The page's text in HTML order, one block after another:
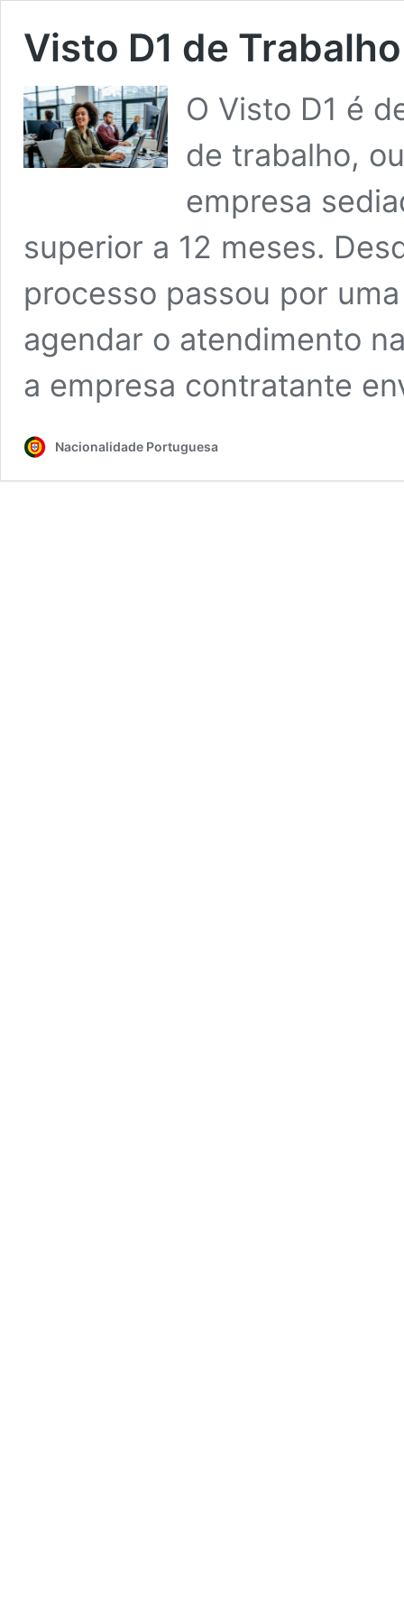
Visto D1 de Trabalho
O Visto D1 é
de trabalho,
empresa
superior a 12 meses.
processo passou por
agendar o atendimento
a empresa contratante
Nacionalidade Portuguesa